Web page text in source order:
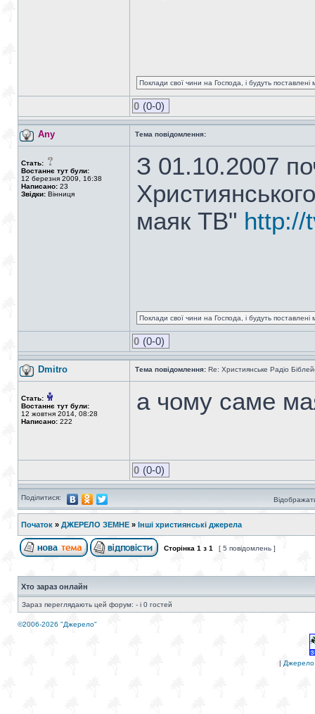
Поклади свої чини на Господа, і будуть
0 (0-0)
Any Тема повідомлення:
Стать:
Востаннє тут були:
12 березня 2009, 16:38
Написано: 23
Звідки: Вінниця
З 01.10.2007
маяк ТВ" http://
Поклади свої чини на Господа, і будуть
0 (0-0)
Dmitro Тема повідомлення: Re: Християнське Радіо
Стать:
Востаннє тут були:
12 жовтня 2014, 08:28
Написано: 222
а чому саме
0 (0-0)
Поділитися:
Початок » ДЖЕРЕЛО ЗЕМНЕ » Інші християнські джерела
Сторінка 1 з 1 [ 5 повідомлень ]
Хто зараз онлайн
Зараз переглядають цей форум: - і 0 гостей
©2006-2026 "Джерело"
| Джерело